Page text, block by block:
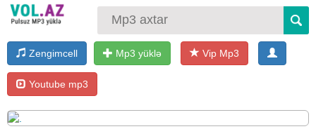
Zengimcell Mp3 yüklə Vip Mp3
Youtube mp3